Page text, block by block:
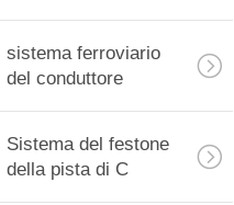
sistema ferroviario
del conduttore
Sistema del festone
della pista di C